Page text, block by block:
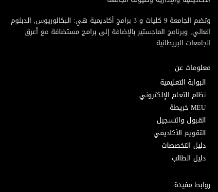
وتضم الجامعة 9 كليات و 3 برامج أكاديمية هي: البكالوريوس, الدبلوم
العالي, وبرنامج الماجستير بالإضافة إلى برامج مستضافة مع أعرق
الجامعات البريطانية.
معلومات عن
البوابة التعليمية
نظام التعلم الإلكتروني
MEU خريطة
القبول والتسجيل
التقويم الأكاديمي
دليل التخصصات
دليل الطالب
روابط مفيدة